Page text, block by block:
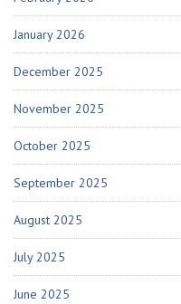
January 2026
December 2025
November 2025
October 2025
September 2025
August 2025
July 2025
June 2025